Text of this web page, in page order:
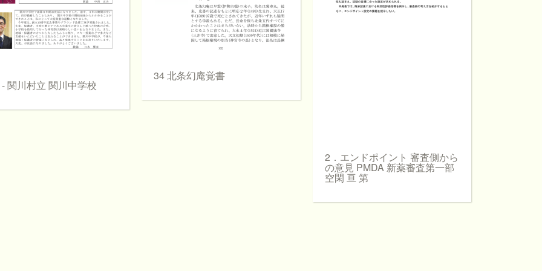
関川村立 関川中学校
34 北条幻庵覚書
2．エンドポイント 審査側から
の意見 PMDA 新薬審査第一部
空閑 亘 第